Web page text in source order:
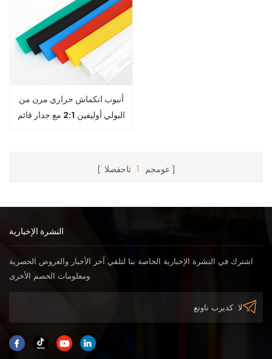
أنبوب انكماش حراري مرن من
البولي أوليفين 2:1 مع جدار قائم
عومجم 1 تاحفصلا
النشرة الإخبارية
اشترك في النشرة الإخبارية الخاصة بنا لتلقي آخر الأخبار والعروض الحصرية
ومعلومات الخصم الأخرى.